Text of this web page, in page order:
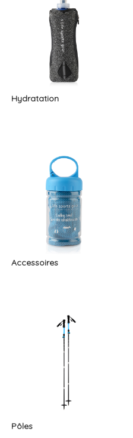
Hydratation
Accessoires
Pôles